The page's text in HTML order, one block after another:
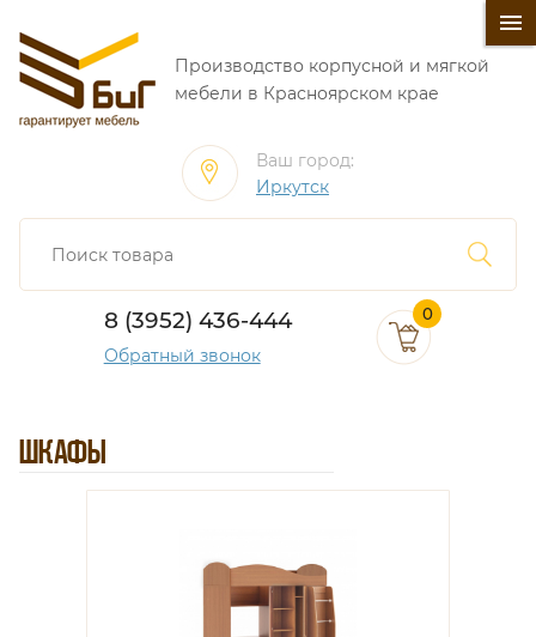
󰍜
Производство корпусной и мягкой
мебели в Красноярском крае
Ваш город:
Иркутск
8 (3952) 436-444
Обратный звонок
0
ШКАФЫ